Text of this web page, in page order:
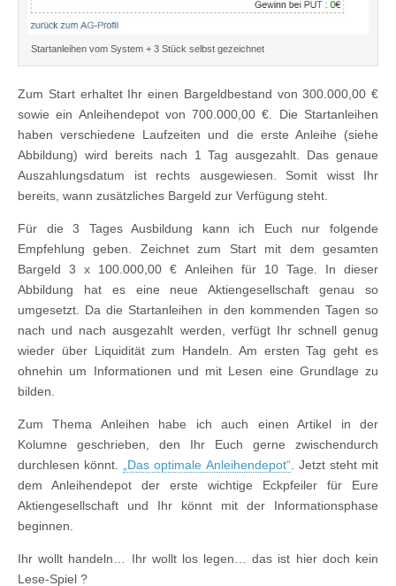
Startanleihen vom System + 3 Stück selbst gezeichnet
Zum Start erhaltet Ihr einen Bargeldbestand von 300.000,00 €
sowie ein Anleihendepot von 700.000,00 €. Die Startanleihen
haben verschiedene Laufzeiten und die erste Anleihe (siehe
Abbildung) wird bereits nach 1 Tag ausgezahlt. Das genaue
Auszahlungsdatum ist rechts ausgewiesen. Somit wisst Ihr
bereits, wann zusätzliches Bargeld zur Verfügung steht.
Für die 3 Tages Ausbildung kann ich Euch nur folgende
Empfehlung geben. Zeichnet zum Start mit dem gesamten
Bargeld 3 x 100.000,00 € Anleihen für 10 Tage. In dieser
Abbildung hat es eine neue Aktiengesellschaft genau so
umgesetzt. Da die Startanleihen in den kommenden Tagen so
nach und nach ausgezahlt werden, verfügt Ihr schnell genug
wieder über Liquidität zum Handeln. Am ersten Tag geht es
ohnehin um Informationen und mit Lesen eine Grundlage zu
bilden.
Zum Thema Anleihen habe ich auch einen Artikel in der
Kolumne geschrieben, den Ihr Euch gerne zwischendurch
durchlesen könnt.
„Das optimale Anleihendepot“ . Jetzt steht mit
dem Anleihendepot der erste wichtige Eckpfeiler für Eure
Aktiengesellschaft und Ihr könnt mit der Informationsphase
beginnen.
Ihr wollt handeln… Ihr wollt los legen… das ist hier doch kein
Lese-Spiel ?